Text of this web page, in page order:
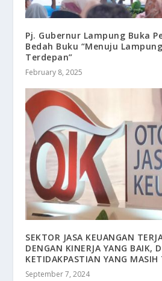
Pj. Gubernur Lampung Buka
Bedah Buku “Menuju
Terdepan”
February 8, 2025
SEKTOR JASA KEUANGAN
DENGAN KINERJA YANG BAIK,
KETIDAKPASTIAN YANG MASIH
September 7, 2024